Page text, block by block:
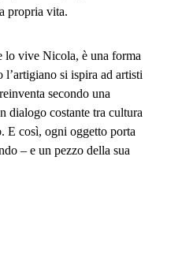
propria vita.
lo vive Nicola, è una forma
l’artigiano si ispira ad artisti
secondo una
dialogo costante tra cultura
E così, ogni oggetto porta
– e un pezzo della sua